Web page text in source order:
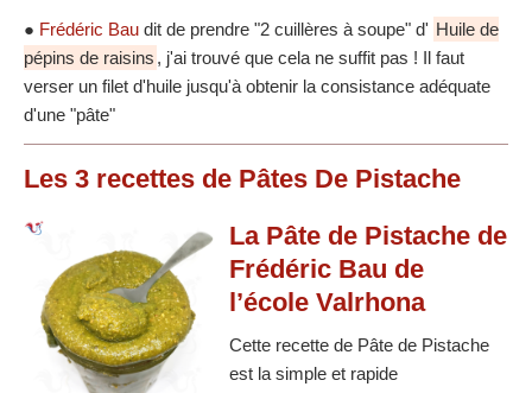
● Frédéric Bau dit de prendre "2 cuillères à soupe" d' Huile de
pépins de raisins , j'ai trouvé que cela ne suffit pas ! Il faut
verser un filet d'huile jusqu'à obtenir la consistance adéquate
d'une "pâte"
Les 3 recettes de Pâtes De Pistache
La Pâte de Pistache de
Frédéric Bau de
l’école Valrhona
Cette recette de Pâte de Pistache
est la simple et rapide